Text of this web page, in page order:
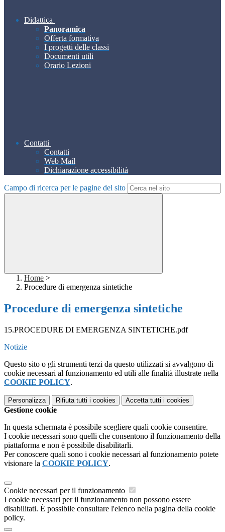
Didattica
Panoramica
Offerta formativa
I progetti delle classi
Documenti utili
Orario Lezioni
Contatti
Contatti
Web Mail
Dichiarazione accessibilità
Campo di ricerca per le pagine del sito
Home >
Procedure di emergenza sintetiche
Procedure di emergenza sintetiche
15.PROCEDURE DI EMERGENZA SINTETICHE.pdf
Notizie
Questo sito o gli strumenti terzi da questo utilizzati si avvalgono di
cookie necessari al funzionamento ed utili alle finalità illustrate nella
COOKIE POLICY.
Personalizza Rifiuta tutti i cookies Accetta tutti i cookies
Gestione cookie
In questa schermata è possibile scegliere quali cookie consentire.
I cookie necessari sono quelli che consentono il funzionamento della
piattaforma e non è possibile disabilitarli.
Per conoscere quali sono i cookie necessari al funzionamento potete
visionare la COOKIE POLICY.
Cookie necessari per il funzionamento
I cookie necessari per il funzionamento non possono essere
disabilitati. È possibile consultare l'elenco nella pagina della cookie
policy.